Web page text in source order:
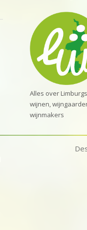
Alles over
wijnen,
wijnmakers